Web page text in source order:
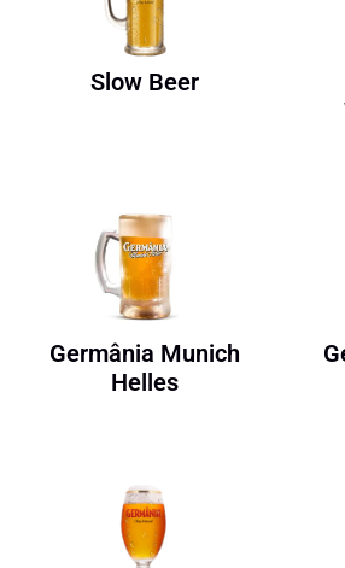
Slow Beer
Germânia Munich
Helles